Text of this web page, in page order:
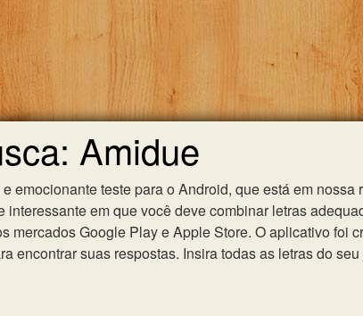
Amidue
emocionante teste para o Android, que está em nossa
em que você deve combinar letras
mercados Google Play e Apple Store. O aplicativo foi
encontrar suas respostas. Insira todas as letras do seu